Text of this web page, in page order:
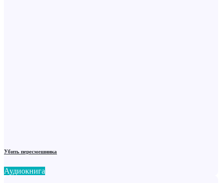
Убить пересмешника
Аудиокнига